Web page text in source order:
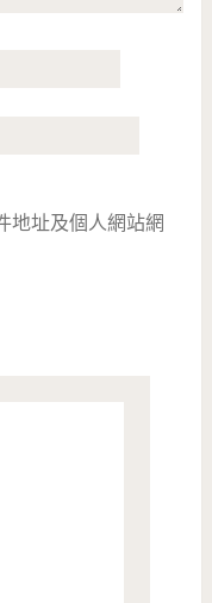
地址及個人網站網